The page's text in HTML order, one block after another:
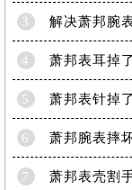
3
4
5
6
7